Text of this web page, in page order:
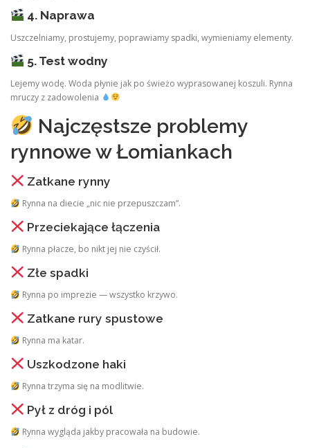
4. Naprawa
Uszczelniamy, prostujemy, poprawiamy spadki, wymieniamy elementy.
5. Test wodny
Lejemy wodę. Woda płynie jak po świeżo wyprasowanej koszuli. Rynna
mruczy z zadowolenia
Najczęstsze problemy
rynnowe w Łomiankach
Zatkane rynny
Rynna na diecie „nic nie przepuszczam”.
Przeciekające łączenia
Rynna płacze, bo nikt jej nie czyścił.
Złe spadki
Rynna po imprezie — wszystko krzywo.
Zatkane rury spustowe
Rynna ma katar.
Uszkodzone haki
Rynna trzyma się na modlitwie.
Pył z dróg i pól
Rynna wygląda jakby pracowała na budowie.